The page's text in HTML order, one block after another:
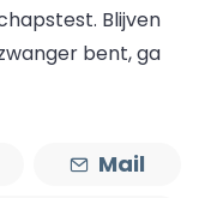
Blijven
bent, ga
Mail